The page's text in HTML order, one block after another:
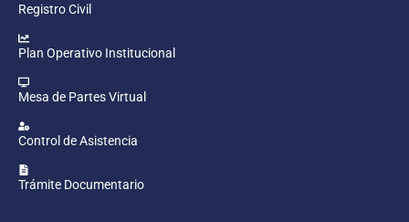
Registro Civil
Plan Operativo Institucional
Mesa de Partes Virtual
Control de Asistencia
Trámite Documentario